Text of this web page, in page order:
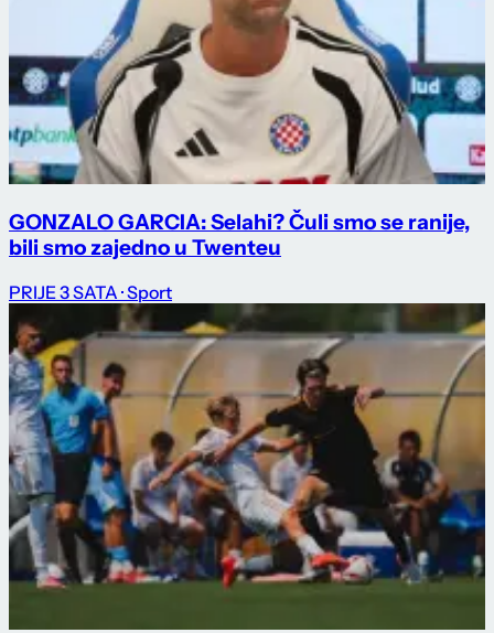
GONZALO GARCIA: Selahi? Čuli smo se ranije,
bili smo zajedno u Twenteu
PRIJE 3 SATA · Sport